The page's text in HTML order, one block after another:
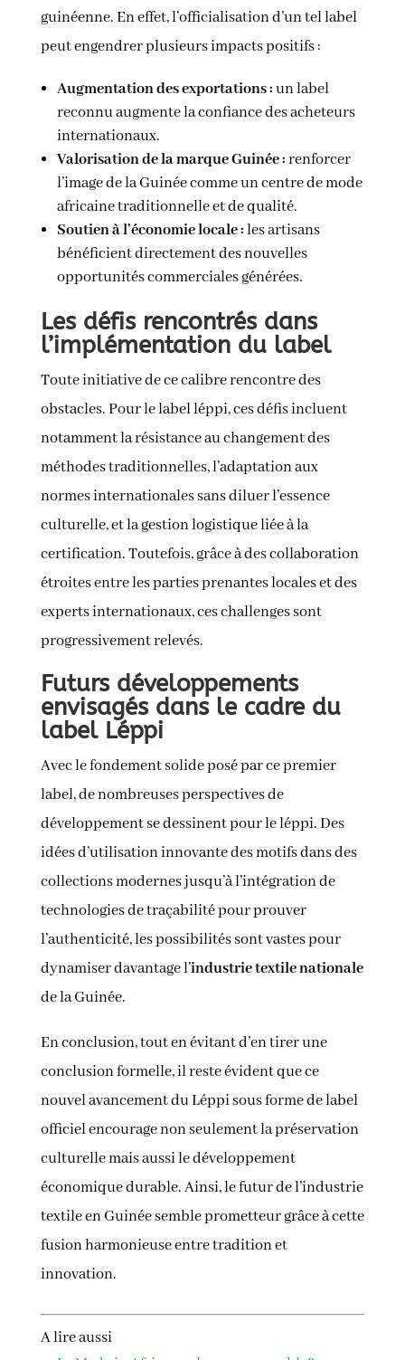
guinéenne. En effet, l’officialisation d’un tel label
peut engendrer plusieurs impacts positifs :
Augmentation des exportations :un label
reconnu augmente la confiance des acheteurs
internationaux.
Valorisation de la marque Guinée :renforcer
l’image de la Guinée comme un centre de mode
africaine traditionnelle et de qualité.
Soutien à l’économie locale :les artisans
bénéficient directement des nouvelles
opportunités commerciales générées.
Les défis rencontrés dans
l’implémentation du label
Toute initiative de ce calibre rencontre des
obstacles. Pour le label léppi, ces défis incluent
notamment la résistance au changement des
méthodes traditionnelles, l’adaptation aux
normes internationales sans diluer l’essence
culturelle, et la gestion logistique liée à la
certification. Toutefois, grâce à des collaboration
étroites entre les parties prenantes locales et des
experts internationaux, ces challenges sont
progressivement relevés.
Futurs développements
envisagés dans le cadre du
label Léppi
Avec le fondement solide posé par ce premier
label, de nombreuses perspectives de
développement se dessinent pour le léppi. Des
idées d’utilisation innovante des motifs dans des
collections modernes jusqu’à l’intégration de
technologies de traçabilité pour prouver
l’authenticité, les possibilités sont vastes pour
dynamiser davantage l’industrie textile nationale
de la Guinée.
En conclusion, tout en évitant d’en tirer une
conclusion formelle, il reste évident que ce
nouvel avancement du Léppi sous forme de label
officiel encourage non seulement la préservation
culturelle mais aussi le développement
économique durable. Ainsi, le futur de l’industrie
textile en Guinée semble prometteur grâce à cette
fusion harmonieuse entre tradition et
innovation.
A lire aussi